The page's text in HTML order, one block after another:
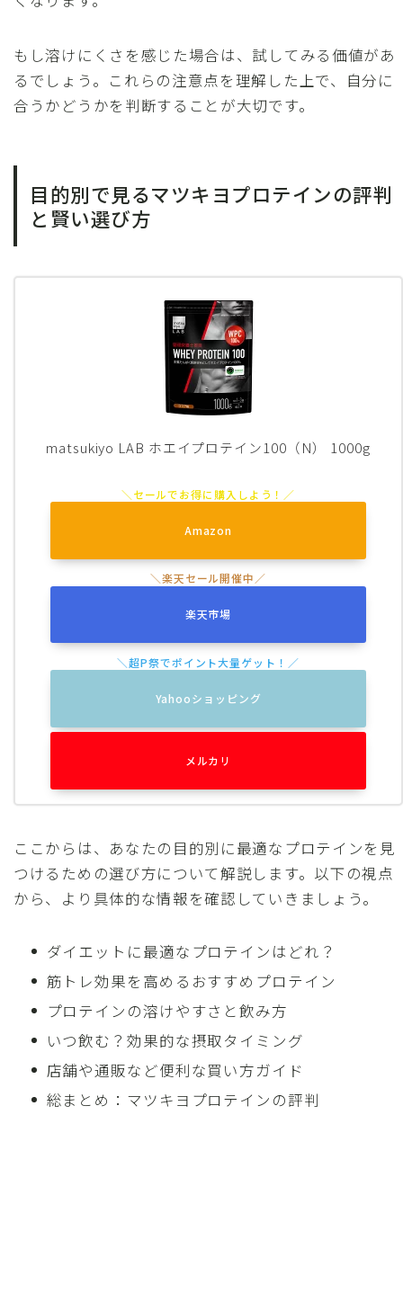
もし溶けにくさを感じた場合は、試してみる価値があ
るでしょう。これらの注意点を理解した上で、自分に
合うかどうかを判断することが大切です。
目的別で見るマツキヨプロテインの評判
と賢い選び方
matsukiyo LAB ホエイプロテイン100（N） 1000g
Amazon
楽天市場
Yahooショッピング
メルカリ
ここからは、あなたの目的別に最適なプロテインを見
つけるための選び方について解説します。以下の視点
から、より具体的な情報を確認していきましょう。
ダイエットに最適なプロテインはどれ？
筋トレ効果を高めるおすすめプロテイン
プロテインの溶けやすさと飲み方
いつ飲む？効果的な摂取タイミング
店舗や通販など便利な買い方ガイド
総まとめ：マツキヨプロテインの評判